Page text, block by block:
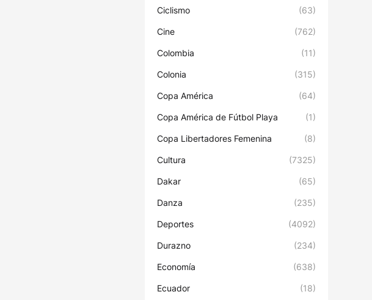
Ciclismo (63)
Cine (762)
Colombia (11)
Colonia (315)
Copa América (64)
Copa América de Fútbol Playa (1)
Copa Libertadores Femenina (8)
Cultura (7325)
Dakar (65)
Danza (235)
Deportes (4092)
Durazno (234)
Economía (638)
Ecuador (18)